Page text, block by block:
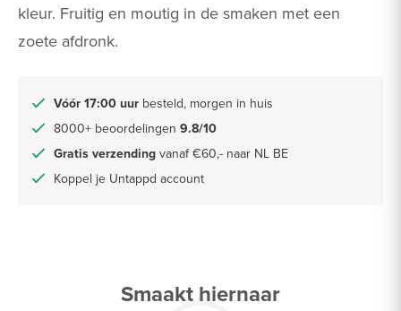
kleur. Fruitig en moutig in de smaken met een
zoete afdronk.
Vóór 17:00 uur besteld, morgen in huis
8000+ beoordelingen 9.8/10
Gratis verzending vanaf €60,- naar NL BE
Koppel je Untappd account
Smaakt hiernaar